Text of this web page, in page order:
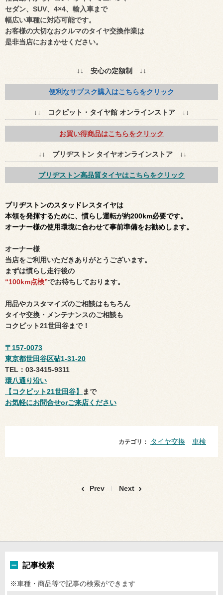
セダン、SUV、4×4、輸入車まで
幅広い車種に対応可能です。
お客様の大切なおクルマのタイヤ交換作業は
是非当店におまかせください。
↓↓ 安心の定額制 ↓↓
便利なサブスク購入はこちらをクリック
↓↓ コクピット・タイヤ館 オンラインストア ↓↓
お買い得商品はこちらをクリック
↓↓ ブリヂストン タイヤオンラインストア ↓↓
ブリヂストン高品質タイヤはこちらをクリック
ブリヂストンのスタッドレスタイヤは
本領を発揮するために、慣らし運転が約200km必要です。
オーナー様の使用環境に合わせて事前準備をお勧めします。
オーナー様
当店をご利用いただきありがとうございます。
まずは慣らし走行後の
“100km点検”でお待ちしております。
用品やカスタマイズのご相談はもちろん
タイヤ交換・メンテナンスのご相談も
コクピット21世田谷まで！
〒157-0073
東京都世田谷区砧1-31-20
TEL：03-3415-9311
環八通り沿い
【コクピット21世田谷】
まで
お気軽にお問合せorご来店ください
カテゴリ： タイヤ交換 車検
Prev Next
記事検索
※車種・商品等で記事の検索ができます